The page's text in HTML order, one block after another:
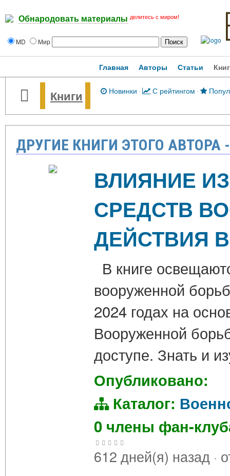
Обнародовать материалы делитесь с миром!
MD Мир
Главная Авторы Статьи
Книги Новинки · С рейтингом ·
ДРУГИЕ КНИГИ ЭТОГО
ВЛИЯНИЕ
СРЕДСТВ
ДЕЙСТВИЯ
В книге
вооруженной
2024 годах на
Вооруженной
доступе. Знать и
Опубликовано:
Каталог:
0 члены фан-
612 дней(я) назад ·